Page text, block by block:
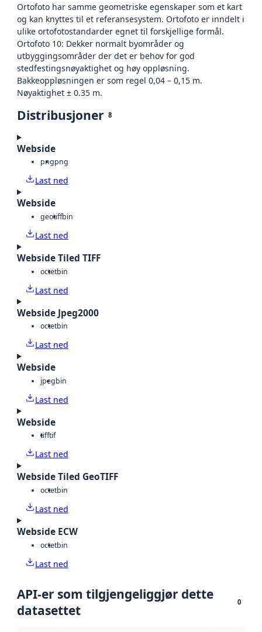
Ortofoto har samme geometriske egenskaper som et kart
og kan knyttes til et referansesystem. Ortofoto er inndelt i
ulike ortofotostandarder egnet til forskjellige formål.
Ortofoto 10: Dekker normalt byområder og
utbyggingsområder der det er behov for god
stedfestingsnøyaktighet og høy oppløsning.
Bakkeoppløsningen er som regel 0,04 – 0,15 m.
Nøyaktighet ± 0.35 m.
Distribusjoner 8
Webside
pngpng
Last ned
Webside
geotiffbin
Last ned
Webside Tiled TIFF
octetbin
Last ned
Webside Jpeg2000
octetbin
Last ned
Webside
jpegbin
Last ned
Webside
tifftif
Last ned
Webside Tiled GeoTIFF
octetbin
Last ned
Webside ECW
octetbin
Last ned
API-er som tilgjengeliggjør dette
datasettet
0